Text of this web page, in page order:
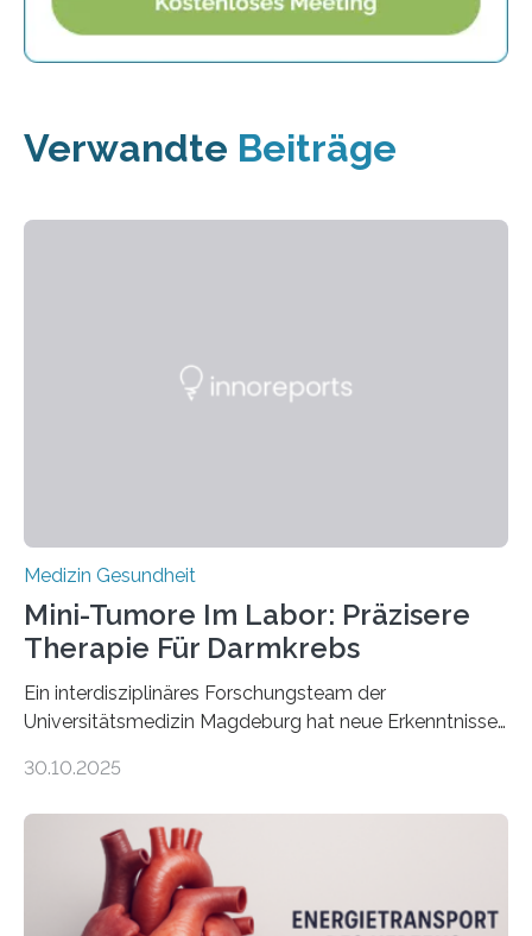
Verwandte Beiträge
Medizin Gesundheit
Mini-Tumore Im Labor: Präzisere
Therapie Für Darmkrebs
Ein interdisziplinäres Forschungsteam der
Universitätsmedizin Magdeburg hat neue Erkenntnisse
behandelt werden kann. In ihrer aktuellen Studie,
Oncology, zeigen die Forschenden, dass Mini-Tumore
aus Gewebe von Patientinnen und Patienten –
sogenannte Organoide – genutzt werden können, um
vorab zu prüfen, welche Medikamente am besten
30.10.2025